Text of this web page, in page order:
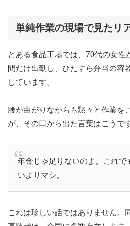
単純作業の現場で見たリ
とある食品工場では、70代の女性
間だけ出勤し、ひたすら弁当の容
しています。
腰が曲がりながらも黙々と作業を
が、その口から出た言葉はこうです
年金じゃ足りないのよ。これで
いよりマシ。
これは珍しい話ではありません。